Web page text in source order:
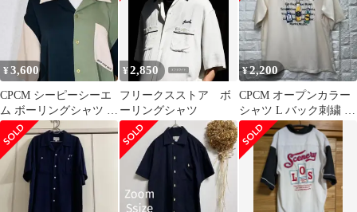
¥3,600
CPCM シーピーシーエ
ム ボーリングシャツ ス
リーカラー切替 レトロ
半袖シャツ
¥2,850
フリークスストア ボ
ーリングシャツ
¥2,200
CPCM オープンカラー
シャツ L バック刺繍 ボ
トル カクテル 半袖